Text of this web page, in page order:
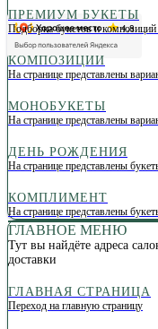
ПРЕМИУМ БУКЕТЫ
Подборка букетов и
КОМПОЗИЦИИ
На странице представлены
МОНОБУКЕТЫ
На странице представлены
ДЕНЬ РОЖДЕНИЯ
На странице представлены
КОМПЛИМЕНТ
На странице представлены
ГЛАВНОЕ МЕНЮ
Тут вы найдёте адреса
доставки
ГЛАВНАЯ СТРАНИЦА
Переход на главную страницу